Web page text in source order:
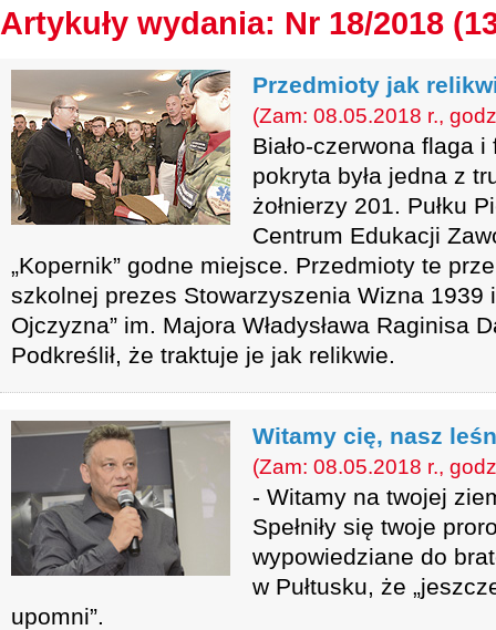
Artykuły wydania: Nr 18/2018
Przedmioty jak
(Zam: 08.05.2018 r.,
Biało-czerwona flaga
pokryta była jedna z
żołnierzy 201. Pułku
Centrum Edukacji
„Kopernik” godne miejsce. Przedmioty te
szkolnej prezes Stowarzyszenia Wizna 1939
Ojczyzna” im. Majora Władysława Raginisa
Podkreślił, że traktuje je jak relikwie.
Witamy cię, nasz
(Zam: 08.05.2018 r.,
- Witamy na twojej
Spełniły się twoje
wypowiedziane do
w Pułtusku, że
upomni”.